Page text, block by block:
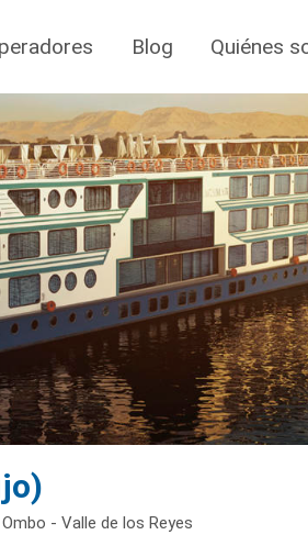
Blog Quiénes
- Valle de los Reyes